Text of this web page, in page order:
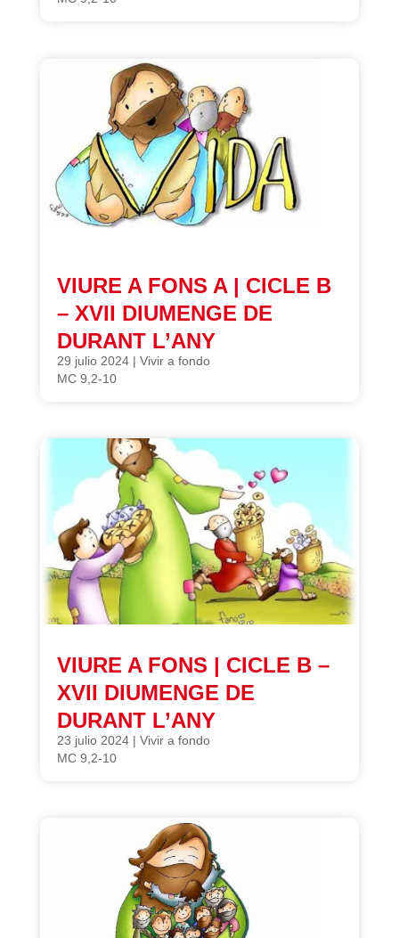
VIURE A FONS A | CICLE B
– XVII DIUMENGE DE
DURANT L’ANY
29 julio 2024| Vivir a fondo
MC 9,2-10
VIURE A FONS | CICLE B –
XVII DIUMENGE DE
DURANT L’ANY
23 julio 2024| Vivir a fondo
MC 9,2-10